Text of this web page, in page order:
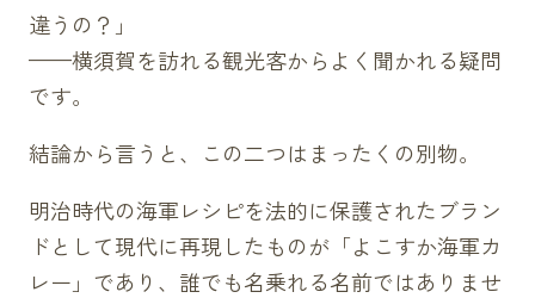
違うの？」
——横須賀を訪れる観光客からよく聞かれる疑問
です。
結論から言うと、この二つはまったくの別物。
明治時代の海軍レシピを法的に保護されたブラン
ドとして現代に再現したものが「よこすか海軍カ
レー」であり、誰でも名乗れる名前ではありませ